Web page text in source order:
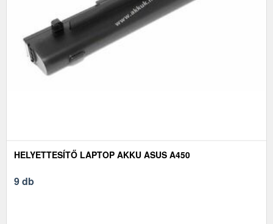
HELYETTESÍTŐ LAPTOP AKKU ASUS A450
9 db